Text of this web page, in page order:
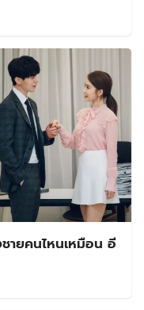
ายคนไหนเหมือน อี